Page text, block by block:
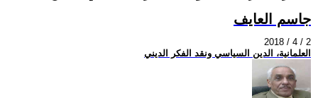
جاسم العايف
2018 / 4 / 2
العلمانية، الدين السياسي ونقد الفكر الديني